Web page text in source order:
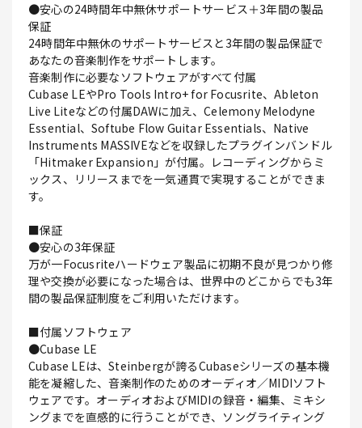
●安心の24時間年中無休サポートサービス＋3年間の製品
保証
24時間年中無休のサポートサービスと3年間の製品保証で
あなたの音楽制作をサポートします。
音楽制作に必要なソフトウェアがすべて付属
Cubase LEやPro Tools Intro+ for Focusrite、Ableton
Live Liteなどの付属DAWに加え、Celemony Melodyne
Essential、Softube Flow Guitar Essentials、Native
Instruments MASSIVEなどを収録したプラグインバンドル
「Hitmaker Expansion」が付属。レコーディングからミ
ックス、リリースまでを一気通貫で実現することができま
す。
■保証
●安心の3年保証
万が一Focusriteハードウェア製品に初期不良が見つかり修
理や交換が必要になった場合は、世界中のどこからでも3年
間の製品保証制度をご利用いただけます。
■付属ソフトウェア
●Cubase LE
Cubase LEは、Steinbergが誇るCubaseシリーズの基本機
能を凝縮した、音楽制作のためのオーディオ／MIDIソフト
ウェアです。オーディオおよびMIDIの録音・編集、ミキシ
ングまでを直感的に行うことができ、ソングライティング